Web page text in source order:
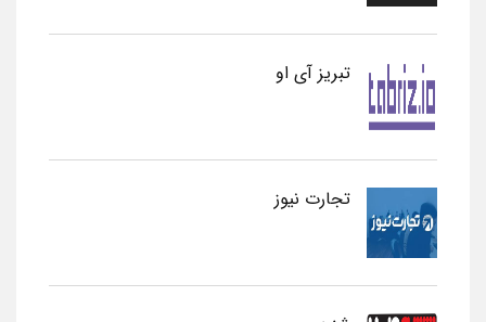
تبریز آی او
تجارت نیوز